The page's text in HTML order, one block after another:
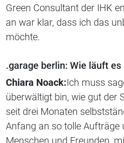
Green Consultant der IHK
an war klar, dass ich das
möchte.
.garage berlin: Wie läuft es
Chiara Noack:Ich muss
überwältigt bin, wie gut der
seit drei Monaten
Anfang an so tolle Aufträge
Menschen und Freunden,